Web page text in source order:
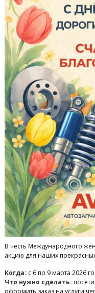
В честь Международного
акцию для наших
Когда: с 6 по 9 марта 2026
Что нужно сделать:
оформить заказ на услуги